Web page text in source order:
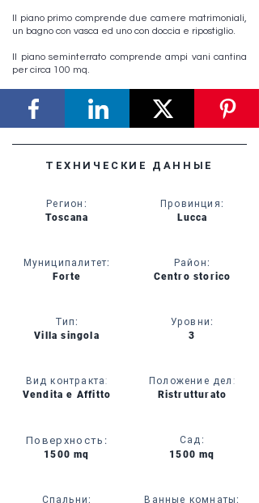
Il piano primo comprende due camere matrimoniali,
un bagno con vasca ed uno con doccia e ripostiglio.
Il piano seminterrato comprende ampi vani cantina
per circa 100 mq.
ТЕХНИЧЕСКИЕ ДАННЫЕ
Регион :
Toscana
Муниципалитет:
Forte
Тип:
Villa singola
Вид контракта:
Vendita e Affitto
Поверхность :
1500 mq
Спальни:
Провинция:
Lucca
Район:
Centro storico
Уровни:
3
Положение дел:
Ristrutturato
Сад:
1500 mq
Ванные комнаты: